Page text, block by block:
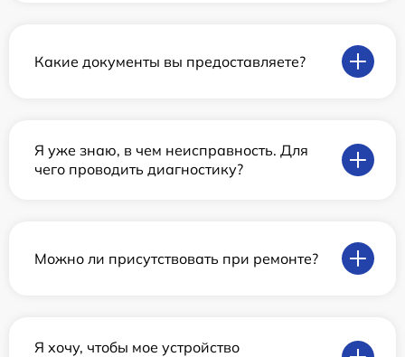
Какие документы вы предоставляете?
Я уже знаю, в чем неисправность. Для
чего проводить диагностику?
Можно ли присутствовать при ремонте?
Я хочу, чтобы мое устройство